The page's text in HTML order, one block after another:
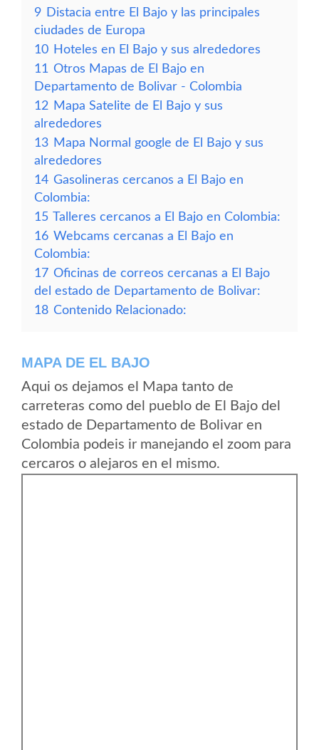
9 Distacia entre El Bajo y las principales
ciudades de Europa
10 Hoteles en El Bajo y sus alrededores
11 Otros Mapas de El Bajo en
Departamento de Bolivar - Colombia
12 Mapa Satelite de El Bajo y sus
alrededores
13 Mapa Normal google de El Bajo y sus
alrededores
14 Gasolineras cercanos a El Bajo en
Colombia:
15 Talleres cercanos a El Bajo en Colombia:
16 Webcams cercanas a El Bajo en
Colombia:
17 Oficinas de correos cercanas a El Bajo
del estado de Departamento de Bolivar:
18 Contenido Relacionado:
MAPA DE EL BAJO
Aqui os dejamos el Mapa tanto de
carreteras como del pueblo de El Bajo del
estado de Departamento de Bolivar en
Colombia podeis ir manejando el zoom para
cercaros o alejaros en el mismo.